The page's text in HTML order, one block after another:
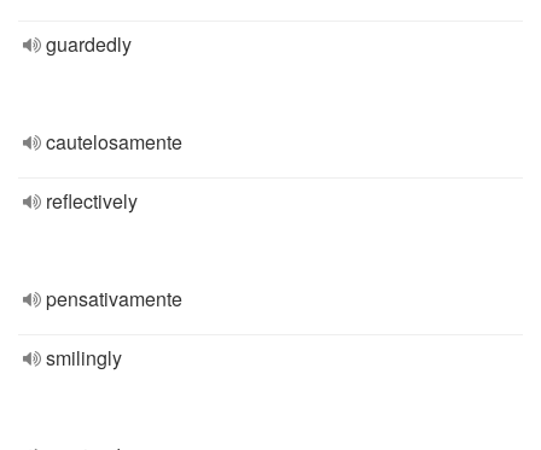
guardedly
cautelosamente
reflectively
pensativamente
smilingly